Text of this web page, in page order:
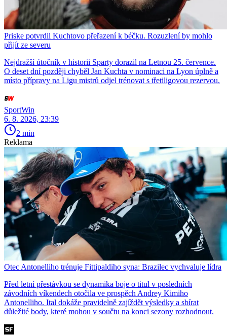
Priske potvrdil Kuchtovo přeřazení k béčku. Rozuzlení by mohlo
přijít ze severu
Nejdražší útočník v historii Sparty dorazil na Letnou 25. července.
O deset dní později chyběl Jan Kuchta v nominaci na Lyon úplně a
místo přípravy na Ligu mistrů odjel trénovat s třetiligovou rezervou.
SportWin
6. 8. 2026, 23:39
2 min
Reklama
Otec Antonelliho trénuje Fittipaldiho syna: Brazilec vychvaluje lídra
Před letní přestávkou se dynamika boje o titul v posledních
závodních víkendech otočila ve prospěch Andrey Kimiho
Antonelliho. Ital dokáže pravidelně zajíždět výsledky a sbírat
důležité body, které mohou v součtu na konci sezony rozhodnout.